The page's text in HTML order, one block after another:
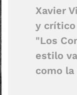
Xavier
y
"Los
estilo
como